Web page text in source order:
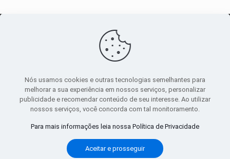
canal de notícias
Sobre|Política Privacidade|Termos de uso
Nós usamos cookies e outras tecnologias semelhantes para
melhorar a sua experiência em nossos serviços, personalizar
publicidade e recomendar conteúdo de seu interesse. Ao utilizar
nossos serviços, você concorda com tal monitoramento.
Para mais informações leia nossa Política de Privacidade
Aceitar e prosseguir